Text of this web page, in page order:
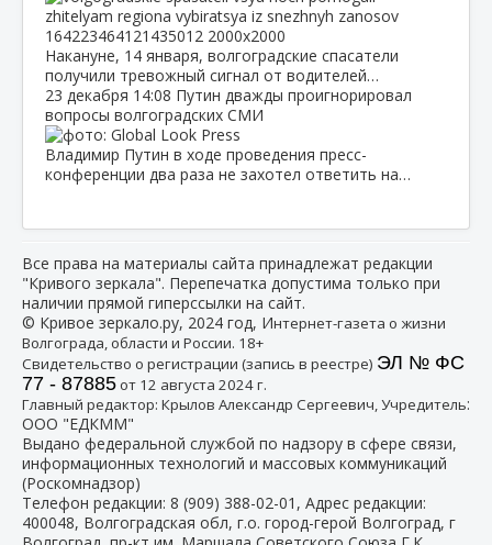
Накануне, 14 января, волгоградские спасатели
получили тревожный сигнал от водителей…
23 декабря 14:08 Путин дважды проигнорировал
вопросы волгоградских СМИ
Владимир Путин в ходе проведения пресс-
конференции два раза не захотел ответить на…
Все права на материалы сайта принадлежат редакции
"Кривого зеркала". Перепечатка допустима только при
наличии прямой гиперссылки на сайт.
© Кривое зеркало.ру, 2024 год, Интернет-газета о жизни
Волгограда, области и России. 18+
Свидетельство о регистрации (запись в реестре) ЭЛ № ФС
77 - 87885от 12 августа 2024 г.
Главный редактор: Крылов Александр Сергеевич, Учредитель:
ООО "ЕДКММ"
Выдано федеральной службой по надзору в сфере связи,
информационных технологий и массовых коммуникаций
(Роскомнадзор)
Телефон редакции: 8 (909) 388-02-01 , Адрес редакции:
400048, Волгоградская обл, г.о. город-герой Волгоград, г